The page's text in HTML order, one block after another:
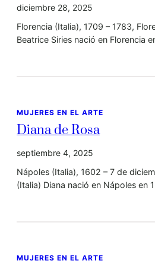
diciembre 28, 2025
Florencia (Italia), 1709 – 1783,
Beatrice Siries nació en Florencia
MUJERES EN EL ARTE
Diana de Rosa
septiembre 4, 2025
Nápoles (Italia), 1602 – 7 de
(Italia) Diana nació en Nápoles en
MUJERES EN EL ARTE